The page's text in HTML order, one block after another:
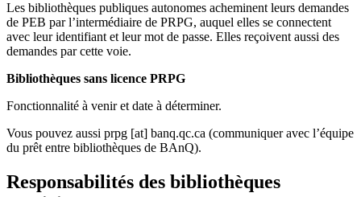
Les bibliothèques publiques autonomes acheminent leurs demandes
de PEB par l’intermédiaire de PRPG, auquel elles se connectent
avec leur identifiant et leur mot de passe. Elles reçoivent aussi des
demandes par cette voie.
Bibliothèques sans licence PRPG
Fonctionnalité à venir et date à déterminer.
Vous pouvez aussi prpg [at] banq.qc.ca (communiquer avec l’équipe
du prêt entre bibliothèques de BAnQ).
Responsabilités des bibliothèques